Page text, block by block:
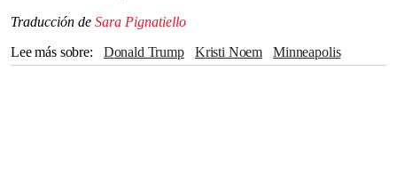
Traducción de Sara Pignatiello
Lee más sobre
Donald Trump Kristi Noem
Minneapolis